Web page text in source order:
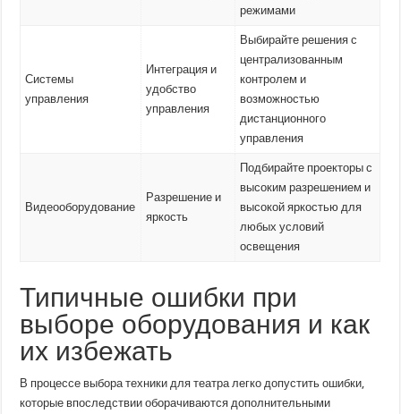
режимами
Системы
управления
Интеграция и
удобство
управления
Выбирайте решения с
централизованным
контролем и
возможностью
дистанционного
управления
Видеооборудование
Разрешение и
яркость
Подбирайте проекторы с
высоким разрешением и
высокой яркостью для
любых условий
освещения
Типичные ошибки при
выборе оборудования и как
их избежать
В процессе выбора техники для театра легко допустить ошибки,
которые впоследствии оборачиваются дополнительными